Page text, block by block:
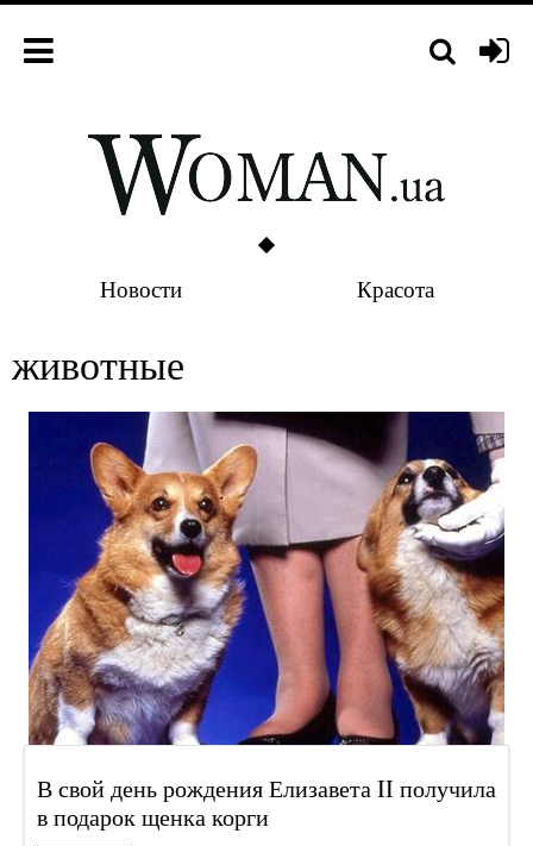
Новости Красота
животные
В свой день рождения Елизавета II получила
в подарок щенка корги